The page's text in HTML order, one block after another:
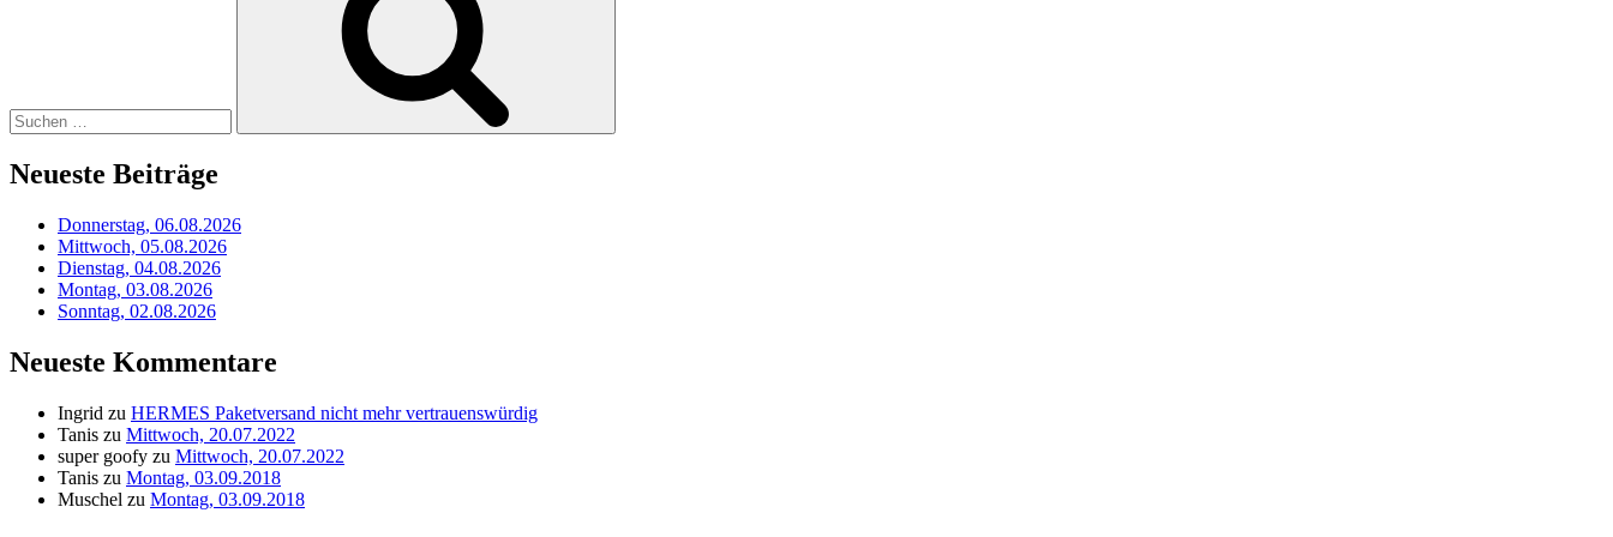
Neueste Beiträge
Donnerstag, 06.08.2026
Mittwoch, 05.08.2026
Dienstag, 04.08.2026
Montag, 03.08.2026
Sonntag, 02.08.2026
Neueste Kommentare
Ingrid zu HERMES Paketversand nicht mehr vertrauenswürdig
Tanis zu Mittwoch, 20.07.2022
super goofy zu Mittwoch, 20.07.2022
Tanis zu Montag, 03.09.2018
Muschel zu Montag, 03.09.2018